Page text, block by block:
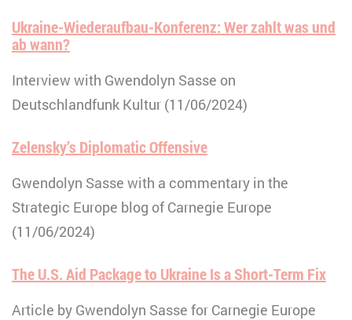
Ukraine-Wiederaufbau-Konferenz: Wer zahlt was und
ab wann?
Interview with Gwendolyn Sasse on
Deutschlandfunk Kultur (11/06/2024)
Zelensky’s Diplomatic Offensive
Gwendolyn Sasse with a commentary in the
Strategic Europe blog of Carnegie Europe
(11/06/2024)
The U.S. Aid Package to Ukraine Is a Short-Term Fix
Article by Gwendolyn Sasse for Carnegie Europe